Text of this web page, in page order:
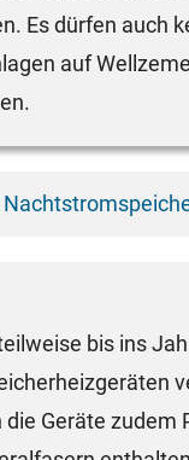
Es dürfen auch
auf
bis ins
Geräte zudem